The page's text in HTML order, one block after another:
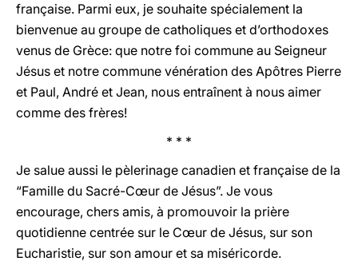
française. Parmi eux, je souhaite spécialement la
bienvenue au groupe de catholiques et d’orthodoxes
venus de Grèce: que notre foi commune au Seigneur
Jésus et notre commune vénération des Apôtres Pierre
et Paul, André et Jean, nous entraînent à nous aimer
comme des frères!
* * *
Je salue aussi le pèlerinage canadien et française de la
“Famille du Sacré-Cœur de Jésus”. Je vous
encourage, chers amis, à promouvoir la prière
quotidienne centrée sur le Cœur de Jésus, sur son
Eucharistie, sur son amour et sa miséricorde.